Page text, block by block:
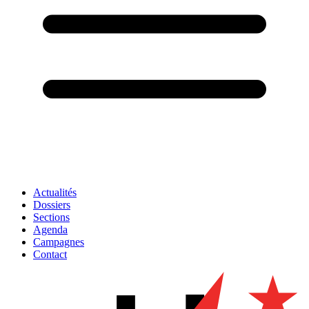
Actualités
Dossiers
Sections
Agenda
Campagnes
Contact